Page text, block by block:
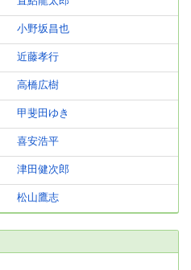
小野坂昌也
近藤孝行
高橋広樹
甲斐田ゆき
喜安浩平
津田健次郎
松山鷹志